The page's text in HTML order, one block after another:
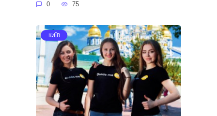
0 75
КИЇВ